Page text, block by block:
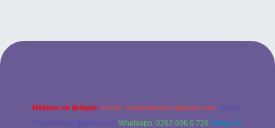
Reklam ve İletişim: E-mail: backlinkpaneli@gmail.com Teams:
forumhizmeti@gmail.com Whatsapp: 0262 606 0 726 Telegram: